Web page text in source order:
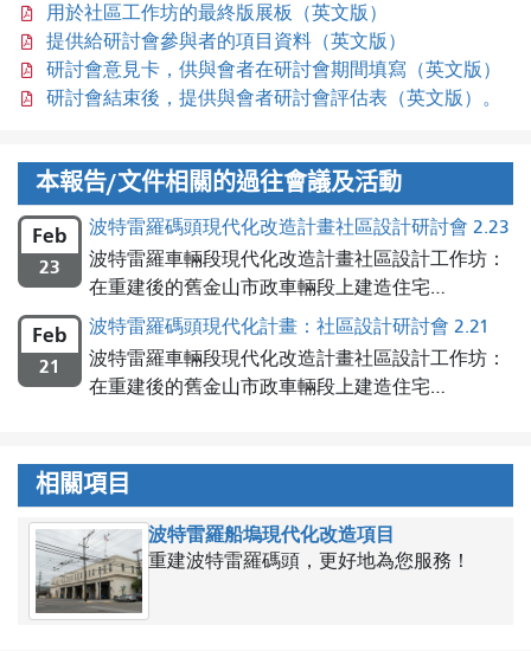
用於社區工作坊的最終版展板（英文版）
提供給研討會參與者的項目資料（英文版）
研討會意見卡，供與會者在研討會期間填寫（英文版）
研討會結束後，提供與會者研討會評估表（英文版）。
本報告/文件相關的過往會議及活動
Feb
23
波特雷羅碼頭現代化改造計畫社區設計研討會 2.23
波特雷羅車輛段現代化改造計畫社區設計工作坊：
在重建後的舊金山市政車輛段上建造住宅…
Feb
21
波特雷羅碼頭現代化計畫：社區設計研討會 2.21
波特雷羅車輛段現代化改造計畫社區設計工作坊：
在重建後的舊金山市政車輛段上建造住宅…
相關項目
波特雷羅船塢現代化改造項目
重建波特雷羅碼頭，更好地為您服務！